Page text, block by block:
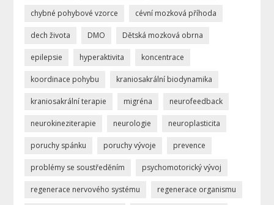
chybné pohybové vzorce cévní mozková příhoda
dech života DMO Dětská mozková obrna
epilepsie hyperaktivita koncentrace
koordinace pohybu kraniosakrální biodynamika
kraniosakrální terapie migréna neurofeedback
neurokineziterapie neurologie neuroplasticita
poruchy spánku poruchy vývoje prevence
problémy se soustředěním psychomotorický vývoj
regenerace nervového systému regenerace organismu